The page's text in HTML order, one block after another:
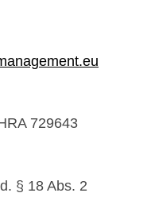
729643
§ 18 Abs. 2